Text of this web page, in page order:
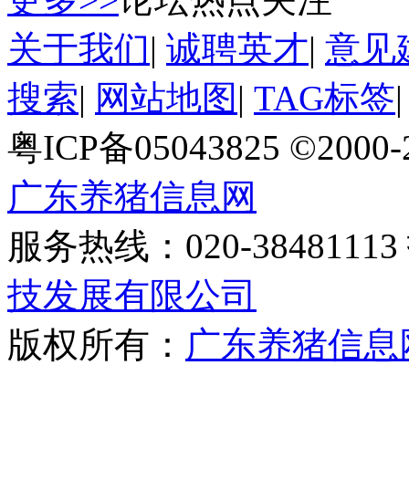
关于我们| 诚聘英才| 意见
搜索| 网站地图 | TAG标签
粤ICP备05043825
广东养猪信息网
服务热线：020-
技发展有限公司
版权所有： 广东养猪信